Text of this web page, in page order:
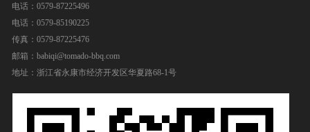
电话：0579-87225496
电话：0579-85190225
传真：0579-87225476
邮箱：babiqi@tomado-bbq.com
地址：浙江省永康市经济开发区华夏路68-1号